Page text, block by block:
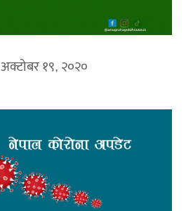
अक्टोबर १९, २०२०